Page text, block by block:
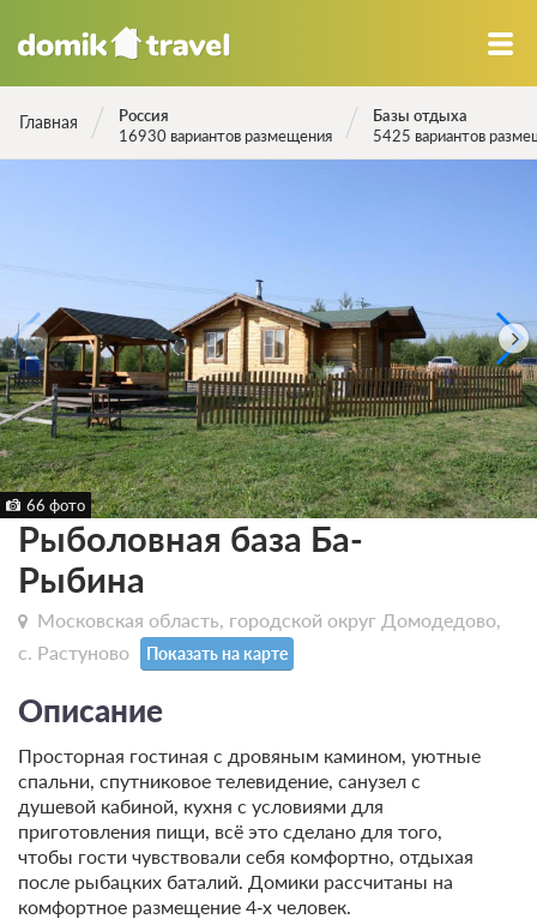
Главная
Россия
16930 вариантов размещения
Базы отдыха
5425 вариантов
66 фото
Рыболовная база Ба-
Рыбина
Московская область, городской округ Домодедово,
с. Растуново
Показать на карте
Описание
Просторная гостиная с дровяным камином, уютные
спальни, спутниковое телевидение, санузел с
душевой кабиной, кухня с условиями для
приготовления пищи, всё это сделано для того,
чтобы гости чувствовали себя комфортно, отдыхая
после рыбацких баталий. Домики рассчитаны на
комфортное размещение 4‑х человек.